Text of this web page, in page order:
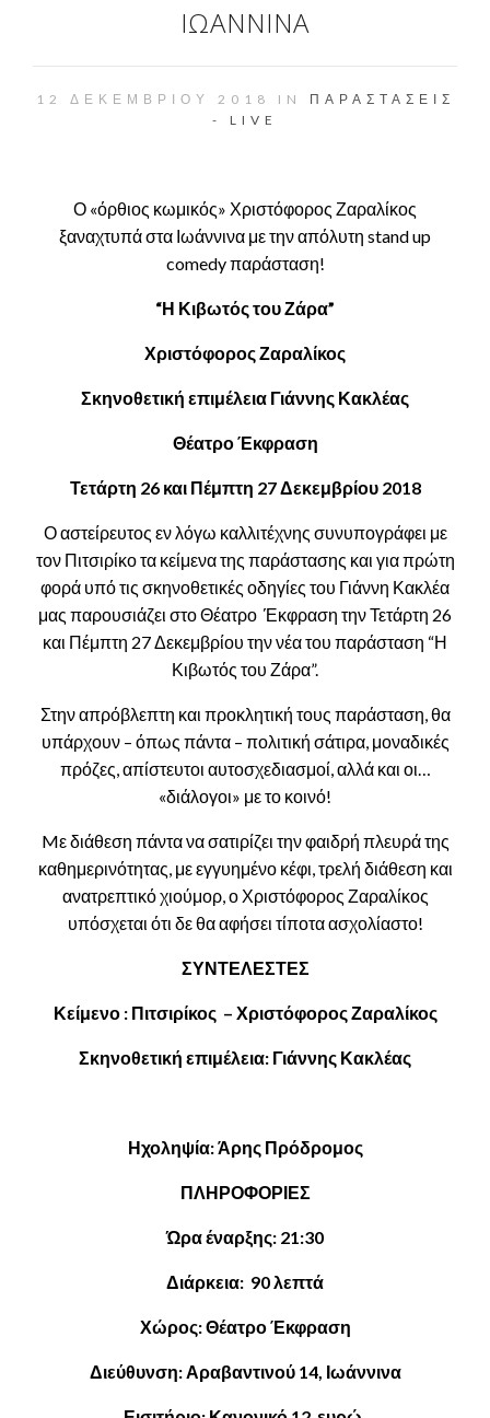
ΙΩΆΝΝΙΝΑ
12 ΔΕΚΕΜΒΡΊΟΥ 2018 IN ΠΑΡΑΣΤΆΣΕΙΣ
- LIVE
Ο «όρθιος κωμικός» Χριστόφορος Ζαραλίκος
ξαναχτυπά στα Ιωάννινα με την απόλυτη stand up
comedy παράσταση!
“Η Κιβωτός του Ζάρα”
Χριστόφορος Ζαραλίκος
Σκηνοθετική επιμέλεια Γιάννης Κακλέας
Θέατρο Έκφραση
Τετάρτη 26 και Πέμπτη 27 Δεκεμβρίου 2018
Ο αστείρευτος εν λόγω καλλιτέχνης συνυπογράφει με
τον Πιτσιρίκο τα κείμενα της παράστασης και για πρώτη
φορά υπό τις σκηνοθετικές οδηγίες του Γιάννη Κακλέα
μας παρουσιάζει στο Θέατρο Έκφραση την Τετάρτη 26
και Πέμπτη 27 Δεκεμβρίου την νέα του παράσταση “Η
Κιβωτός του Ζάρα”.
Στην απρόβλεπτη και προκλητική τους παράσταση, θα
υπάρχουν – όπως πάντα – πολιτική σάτιρα, μοναδικές
πρόζες, απίστευτοι αυτοσχεδιασμοί, αλλά και οι…
«διάλογοι» με το κοινό!
Mε διάθεση πάντα να σατιρίζει την φαιδρή πλευρά της
καθημερινότητας, με εγγυημένο κέφι, τρελή διάθεση και
ανατρεπτικό χιούμορ, ο Χριστόφορος Ζαραλίκος
υπόσχεται ότι δε θα αφήσει τίποτα ασχολίαστο!
ΣΥΝΤΕΛΕΣΤΕΣ
Κείμενο : Πιτσιρίκος – Χριστόφορος Ζαραλίκος
Σκηνοθετική επιμέλεια: Γιάννης Κακλέας
Ηχοληψία: Άρης Πρόδρομος
ΠΛΗΡΟΦΟΡΙΕΣ
Ώρα έναρξης: 21:30
Διάρκεια: 90 λεπτά
Χώρος: Θέατρο Έκφραση
Διεύθυνση: Αραβαντινού 14, Ιωάννινα